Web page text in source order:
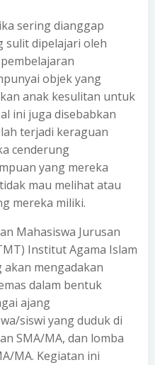
sering dianggap
sulit dipelajari oleh
objek yang
anak kesulitan untuk
ini juga disebabkan
terjadi keraguan
cenderung
yang mereka
mau melihat atau
mereka miliki.
Mahasiswa Jurusan
Institut Agama Islam
mengadakan
dalam bentuk
ajang
siswi yang duduk di
SMA/MA, dan lomba
MA. Kegiatan ini